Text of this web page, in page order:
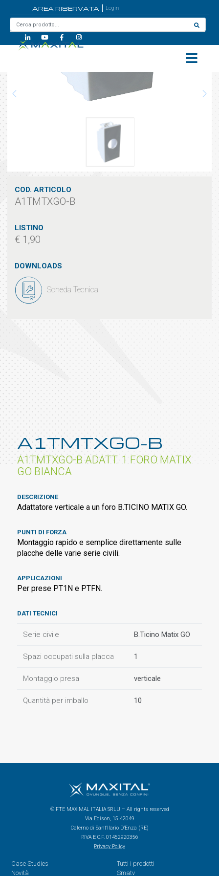
AREA RISERVATA Login
A1TMTXGO-B
COD. ARTICOLO
A1TMTXGO-B
LISTINO
€ 1,90
DOWNLOADS
Scheda Tecnica
A1TMTXGO-B
A1TMTXGO-B ADATT. 1 FORO MATIX
GO BIANCA
DESCRIZIONE
Adattatore verticale a un foro B.TICINO MATIX GO.
PUNTI DI FORZA
Montaggio rapido e semplice direttamente sulle
placche delle varie serie civili.
APPLICAZIONI
Per prese PT1N e PTFN.
DATI TECNICI
Serie civile B.Ticino Matix GO
Spazi occupati sulla placca 1
Montaggio presa verticale
Quantità per imballo 10
© FTE MAXIMAL ITALIA SRLU – All rights reserved
Via Edison, 15 42049
Calerno di Sant’Ilario D’Enza (RE)
P.IVA E C.F. 01452920356
Privacy Policy
Case Studies
Novità
Tutti i prodotti
Smatv